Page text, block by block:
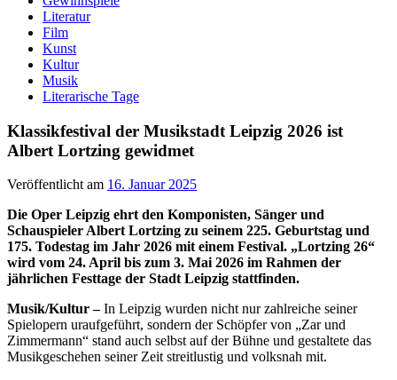
Literatur
Film
Kunst
Kultur
Musik
Literarische Tage
Klassikfestival der Musikstadt Leipzig 2026 ist
Albert Lortzing gewidmet
Veröffentlicht am 16. Januar 2025
Die Oper Leipzig ehrt den Komponisten, Sänger und
Schauspieler Albert Lortzing zu seinem 225. Geburtstag und
175. Todestag im Jahr 2026 mit einem Festival. „Lortzing 26“
wird vom 24. April bis zum 3. Mai 2026 im Rahmen der
jährlichen Festtage der Stadt Leipzig stattfinden.
Musik/Kultur –In Leipzig wurden nicht nur zahlreiche seiner
Spielopern uraufgeführt, sondern der Schöpfer von „Zar und
Zimmermann“ stand auch selbst auf der Bühne und gestaltete das
Musikgeschehen seiner Zeit streitlustig und volksnah mit.